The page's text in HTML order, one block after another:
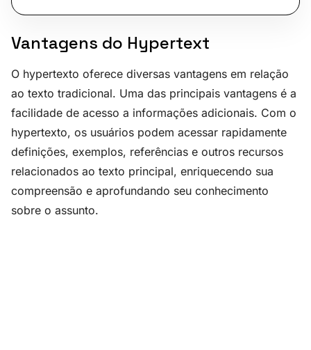
Vantagens do Hypertext
O hypertexto oferece diversas vantagens em relação
ao texto tradicional. Uma das principais vantagens é a
facilidade de acesso a informações adicionais. Com o
hypertexto, os usuários podem acessar rapidamente
definições, exemplos, referências e outros recursos
relacionados ao texto principal, enriquecendo sua
compreensão e aprofundando seu conhecimento
sobre o assunto.